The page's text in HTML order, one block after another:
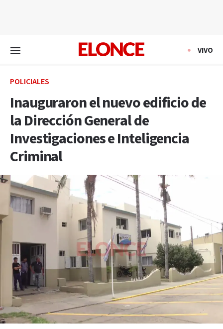
VIVO
POLICIALES
Inauguraron el nuevo edificio de
la Dirección General de
Investigaciones e Inteligencia
Criminal